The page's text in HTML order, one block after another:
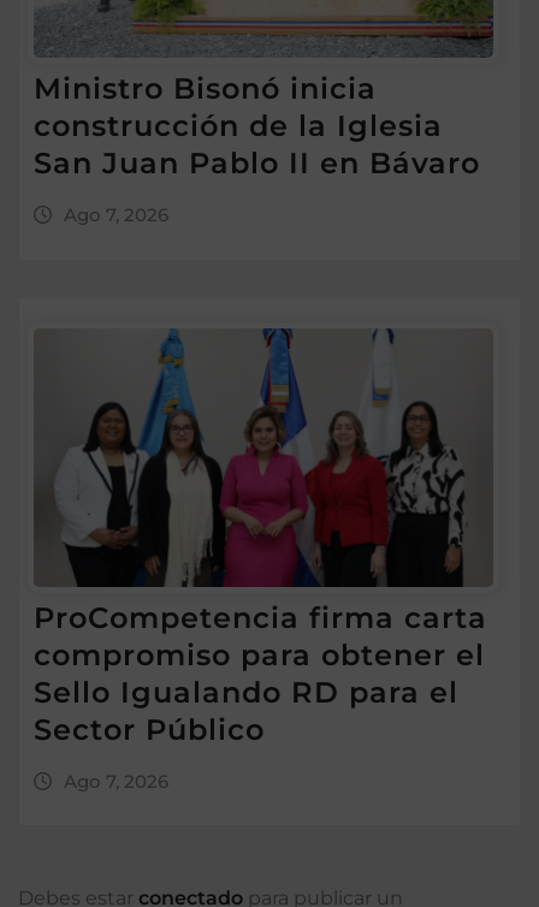
Ministro Bisonó inicia
construcción de la Iglesia
San Juan Pablo II en Bávaro
Ago 7, 2026
ProCompetencia firma carta
compromiso para obtener el
Sello Igualando RD para el
Sector Público
Ago 7, 2026
Debes estar conectado para publicar un